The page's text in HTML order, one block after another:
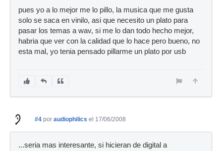
pues yo a lo mejor me lo pillo, la musica que me gusta
solo se saca en vinilo, asi que necesito un plato para
pasar los temas a wav, si me lo dan todo hecho mejor,
habria que ver con la calidad que lo hace pero bueno, no
esta mal, yo tenia pensado pillarme un plato por usb
#4 por audiophilics el 17/06/2008
...seria mas interesante, si hicieran de digital a